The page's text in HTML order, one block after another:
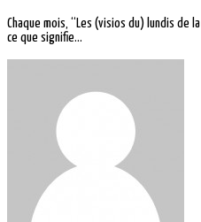
Chaque mois, “Les (visios du) lundis de
ce que signifie...